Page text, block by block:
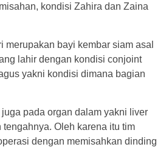
kondisi Zahira dan Zaina
merupakan bayi kembar siam asal
lahir dengan kondisi conjoint
yakni kondisi dimana bagian
pada organ dalam yakni liver
Oleh karena itu tim
dengan memisahkan dinding